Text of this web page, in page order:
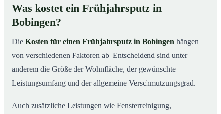
Was kostet ein Frühjahrsputz in
Bobingen?
Die Kosten für einen Frühjahrsputz in Bobingen hängen
von verschiedenen Faktoren ab. Entscheidend sind unter
anderem die Größe der Wohnfläche, der gewünschte
Leistungsumfang und der allgemeine Verschmutzungsgrad.
Auch zusätzliche Leistungen wie Fensterreinigung,